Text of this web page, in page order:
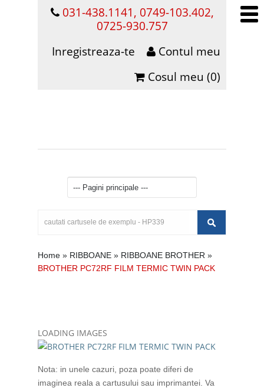
031-438.1141, 0749-103.402,
0725-930.757
Contul meu
Inregistreaza-te
Cosul meu (0)
Home » RIBBOANE » RIBBOANE BROTHER »
BROTHER PC72RF FILM TERMIC TWIN PACK
LOADING IMAGES
Nota: in unele cazuri, poza poate diferi de
imaginea reala a cartusului sau imprimantei. Va